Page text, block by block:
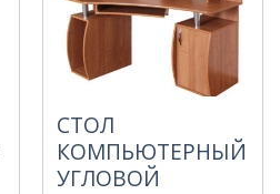
СТОЛ
КОМПЬЮТЕРНЫЙ
УГЛОВОЙ